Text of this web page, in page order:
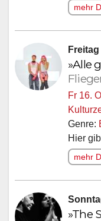
mehr
»Alle
Fr 16.
Genre:
Hier
mehr
»The